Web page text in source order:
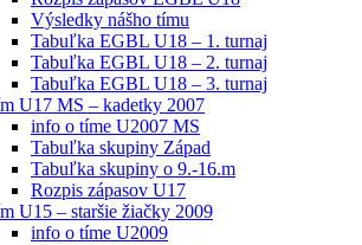
Výsledky nášho tímu
Tabuľka EGBL U18 – 1. turnaj
Tabuľka EGBL U18 – 2. turnaj
Tabuľka EGBL U18 – 3. turnaj
U17 MS – kadetky 2007
info o tíme U2007 MS
Tabuľka skupiny Západ
Tabuľka skupiny o 9.-16.m
Rozpis zápasov U17
U15 – staršie žiačky 2009
info o tíme U2009